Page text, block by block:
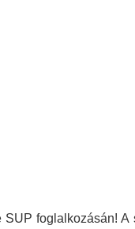
foglalkozásán! A